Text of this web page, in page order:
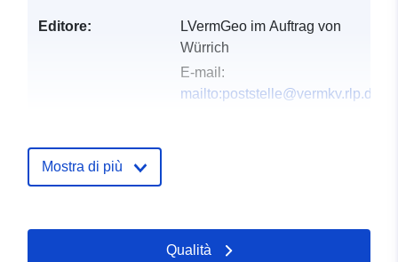
Editore:
LVermGeo im Auftrag von
Würrich
E-mail:
mailto:poststelle@vermkv.rlp.de
catalogo:
Coordinate:
Mostra di più
Qualità